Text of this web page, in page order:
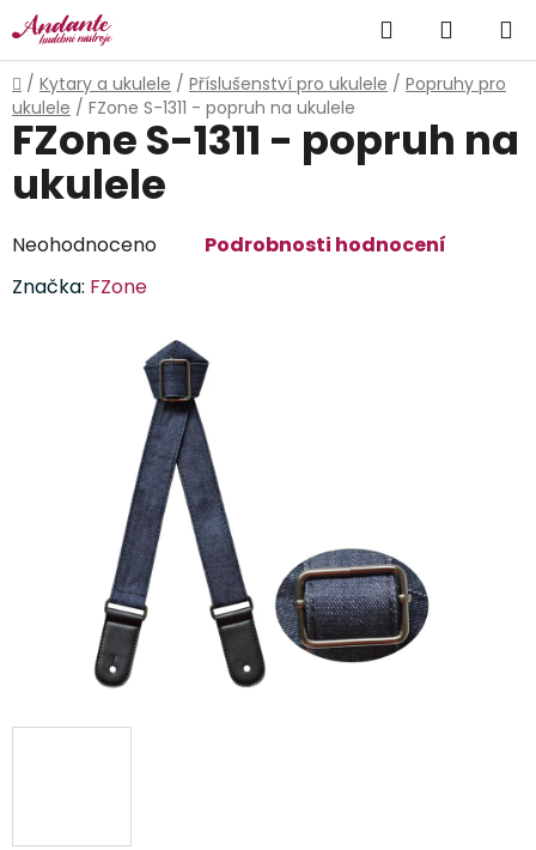
Přejít
na
obsah
Hledat
KOŠÍK
Domů
/ Kytary a ukulele / Příslušenství pro ukulele / Popruhy pro
ukulele / FZone S-1311 - popruh na ukulele
FZone S-1311 - popruh na
ukulele
Průměrné
produktu
Neohodnoceno
Podrobnosti hodnocení
Značka: FZone